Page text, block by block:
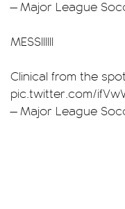
— Major League
MESSIIIIII
Clinical from the
pic.twitter.com/
— Major League